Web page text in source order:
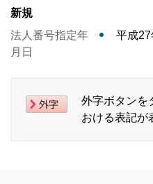
新規
法人番号指定年
月日
平成27
外字ボタンを
おける表記が